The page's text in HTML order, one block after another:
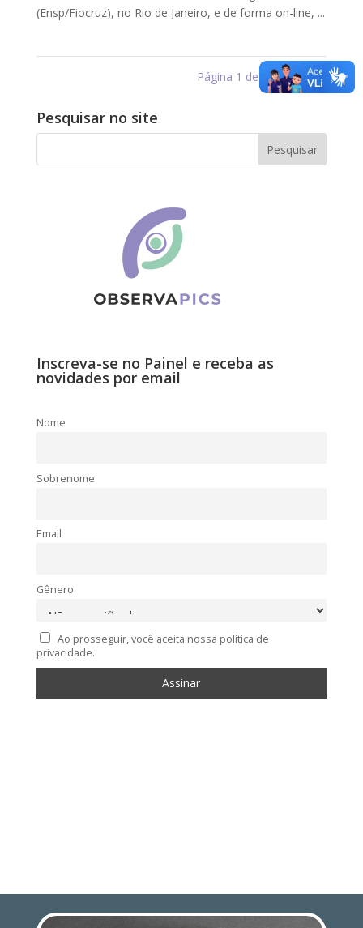
(Ensp/Fiocruz), no Rio de Janeiro, e de forma on-line, ...
Página 1 de 2 1 2 »
Pesquisar no site
Inscreva-se no Painel e receba as
novidades por email
Nome
Sobrenome
Email
Gênero
Ao prosseguir, você aceita nossa política de
privacidade.